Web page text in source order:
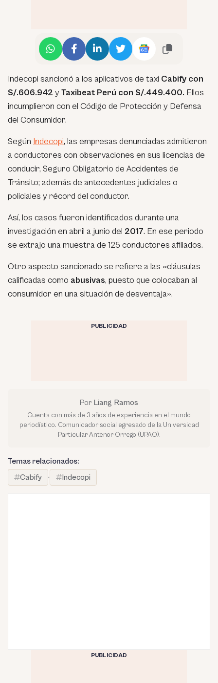
Indecopi sancionó a los aplicativos de taxi Cabify con
S/.606.942‬ yTaxibeat Perú con S/.449.400. Ellos
incumplieron con el Código de Protección y Defensa
del Consumidor.
Según Indecopi, las empresas denunciadas admitieron
a conductores con observaciones en sus licencias de
conducir, Seguro Obligatorio de Accidentes de
Tránsito; además de antecedentes judiciales o
policiales y récord del conductor.
Así, los casos fueron identificados durante una
investigación en abril a junio del 2017. En ese periodo
se extrajo una muestra de 125 conductores afiliados.
Otro aspecto sancionado se refiere a las «cláusulas
calificadas como abusivas, puesto que colocaban al
consumidor en una situación de desventaja».
PUBLICIDAD
Por Liang Ramos
Cuenta con más de 3 años de experiencia en el mundo
periodístico. Comunicador social egresado de la Universidad
Particular Antenor Orrego (UPAO).
Temas relacionados:
Cabify
· Indecopi
PUBLICIDAD